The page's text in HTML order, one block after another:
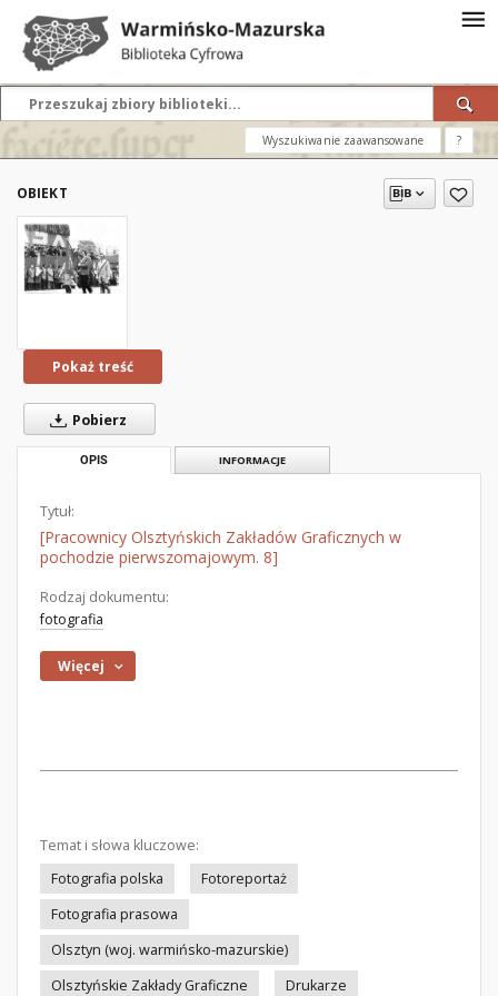
Wyszukiwanie zaawansowane ?
OBIEKT
Pokaż treść
Pobierz
OPIS INFORMACJE
Tytuł:
[Pracownicy Olsztyńskich Zakładów Graficznych w
pochodzie pierwszomajowym. 8]
Rodzaj dokumentu:
fotografia
Więcej
Temat i słowa kluczowe:
Fotografia polska
Fotoreportaż
Fotografia prasowa
Olsztyn (woj. warmińsko-mazurskie)
Olsztyńskie Zakłady Graficzne
Drukarze